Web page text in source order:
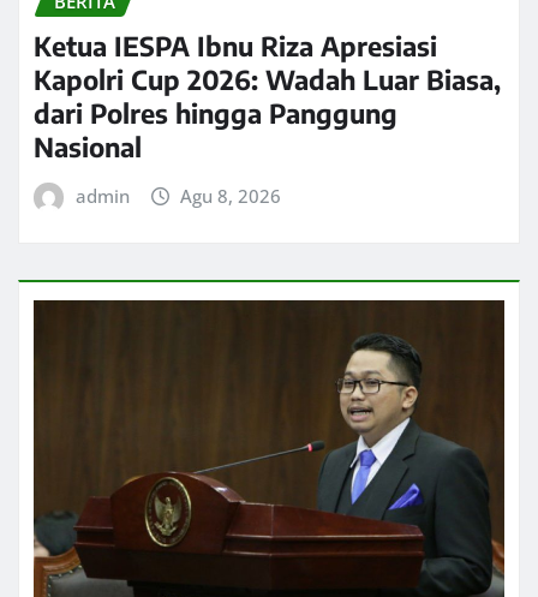
Ketua IESPA Ibnu Riza Apresiasi
Kapolri Cup 2026: Wadah Luar Biasa,
dari Polres hingga Panggung
Nasional
admin Agu 8, 2026